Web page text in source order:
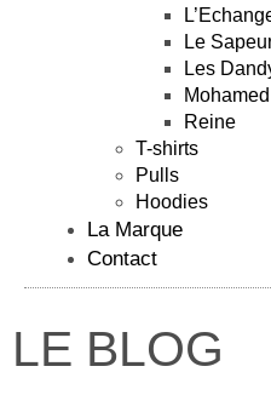
Le
Les
Reine
T-shirts
Pulls
Hoodies
La Marque
Contact
LE BLOG